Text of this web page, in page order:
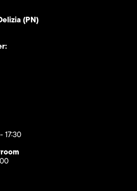
(PN)
17:30